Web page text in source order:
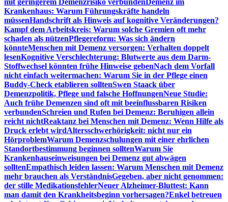
mit geringerem Demenzrisiko verbundenDemenz im
Krankenhaus: Warum Führungskräfte handeln
müssenHandschrift als Hinweis auf kognitive Veränderungen?
Kampf dem Arbeitskreis: Warum solche Gremien oft mehr
schaden als nützenPflegereform: Was sich ändern
könnteMenschen mit Demenz versorgen: Verhalten doppelt
lesenKognitive Verschlechterung: Blutwerte aus dem Darm-
Stoffwechsel könnten frühe Hinweise gebenNach dem Vorfall
nicht einfach weitermachen: Warum Sie in der Pflege einen
Buddy-Check etablieren solltenSwen Staack über
Demenzpolitik, Pflege und falsche HoffnungenNeue Studie:
Auch frühe Demenzen sind oft mit beeinflussbaren Risiken
verbundenSchreien und Rufen bei Demenz: Beruhigen allein
reicht nichtReaktanz bei Menschen mit Demenz: Wenn Hilfe als
Druck erlebt wirdAltersschwerhörigkeit: nicht nur ein
HörproblemWarum Demenzschulungen mit einer ehrlichen
Standortbestimmung beginnen solltenWarum Sie
Krankenhauseinweisungen bei Demenz gut abwägen
solltenEmpathisch leiden lassen: Warum Menschen mit Demenz
mehr brauchen als VerständnisGegeben, aber nicht genommen:
der stille MedikationsfehlerNeuer Alzheimer-Bluttest: Kann
man damit den Krankheitsbeginn vorhersagen?Enkel betreuen